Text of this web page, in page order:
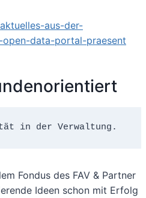
aus-der-
data-portal-praesent
in der Verwaltung.
Fondus des FAV & Partner
Ideen schon mit Erfolg